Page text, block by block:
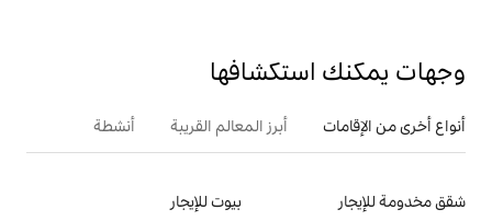
أبرز المعالم القريبة أنشطة
بيوت للإيجار